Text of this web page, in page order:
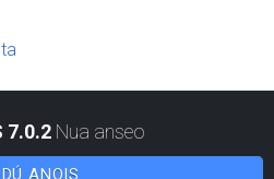
7.0.2 Nua anseo
ANOIS